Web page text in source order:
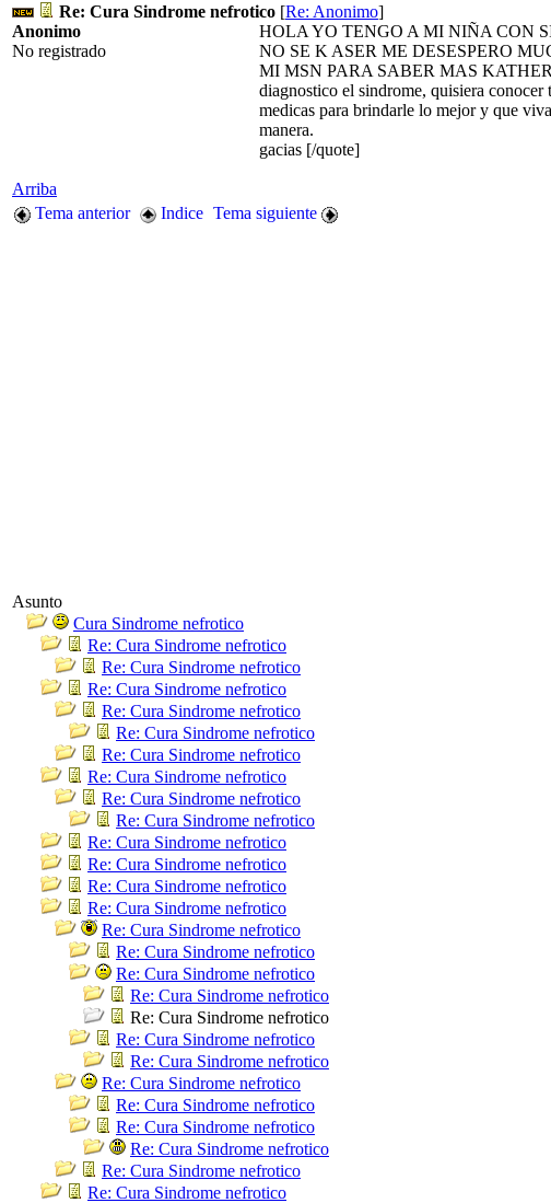
Re: Cura Sindrome nefrotico [Re: Anonimo]
Anonimo
No registrado
HOLA YO TENGO A MI NIÑA CON
NO SE K ASER ME DESESPERO
MI MSN PARA SABER MAS
diagnostico el sindrome, quisiera conocer
medicas para brindarle lo mejor y que
manera.
gacias [/quote]
Arriba
Tema anterior
Indice Tema siguiente
Asunto
Cura Sindrome nefrotico
Re: Cura Sindrome nefrotico
Re: Cura Sindrome nefrotico
Re: Cura Sindrome nefrotico
Re: Cura Sindrome nefrotico
Re: Cura Sindrome nefrotico
Re: Cura Sindrome nefrotico
Re: Cura Sindrome nefrotico
Re: Cura Sindrome nefrotico
Re: Cura Sindrome nefrotico
Re: Cura Sindrome nefrotico
Re: Cura Sindrome nefrotico
Re: Cura Sindrome nefrotico
Re: Cura Sindrome nefrotico
Re: Cura Sindrome nefrotico
Re: Cura Sindrome nefrotico
Re: Cura Sindrome nefrotico
Re: Cura Sindrome nefrotico
Re: Cura Sindrome nefrotico
Re: Cura Sindrome nefrotico
Re: Cura Sindrome nefrotico
Re: Cura Sindrome nefrotico
Re: Cura Sindrome nefrotico
Re: Cura Sindrome nefrotico
Re: Cura Sindrome nefrotico
Re: Cura Sindrome nefrotico
Re: Cura Sindrome nefrotico